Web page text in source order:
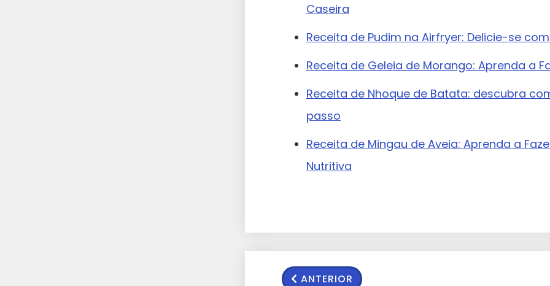
Caseira
Receita de Pudim na Airfryer: Delicie-se
Receita de Geleia de Morango: Aprenda a
Receita de Nhoque de Batata: descubra
passo
Receita de Mingau de Aveia: Aprenda a
Nutritiva
ANTERIOR